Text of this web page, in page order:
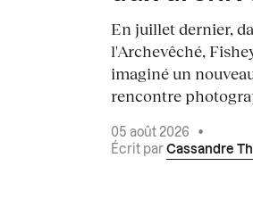
En juillet dernier,
l'Archevêché,
imaginé un
rencontre
05 août 2026
•
Écrit par Cassandre